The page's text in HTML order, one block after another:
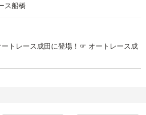
ス船橋
ートレース成田に登場！☞ オートレース成